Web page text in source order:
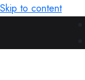
Skip to content